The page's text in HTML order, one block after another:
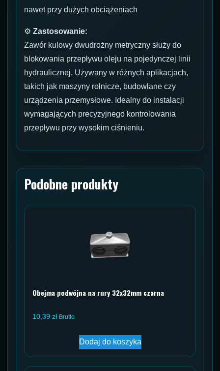
nawet przy dużych obciążeniach
⚙ Zastosowanie:
Zawór kulowy dwudrożny metryczny służy do
blokowania przepływu oleju na pojedynczej linii
hydraulicznej. Używany w różnych aplikacjach,
takich jak maszyny rolnicze, budowlane czy
urządzenia przemysłowe. Idealny do instalacji
wymagających precyzyjnego kontrolowania
przepływu przy wysokim ciśnieniu.
Podobne produkty
Obejma podwójna na rury 32x32mm czarna
10,39 zł Brutto
Dodaj do koszyka